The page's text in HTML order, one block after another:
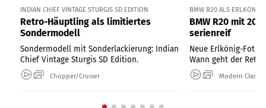
INDIAN CHIEF VINTAGE STURGIS SD EDITION
Retro-Häuptling als limitiertes
Sondermodell
Sondermodell mit Sonderlackierung: Indian
Chief Vintage Sturgis SD Edition.
Chopper/Cruiser
BMW R20 ALS ERLKÖNIG
BMW R20 mit
serienreif
Neue Erlkönig-Fotos
Wann geht der
Modern Classic